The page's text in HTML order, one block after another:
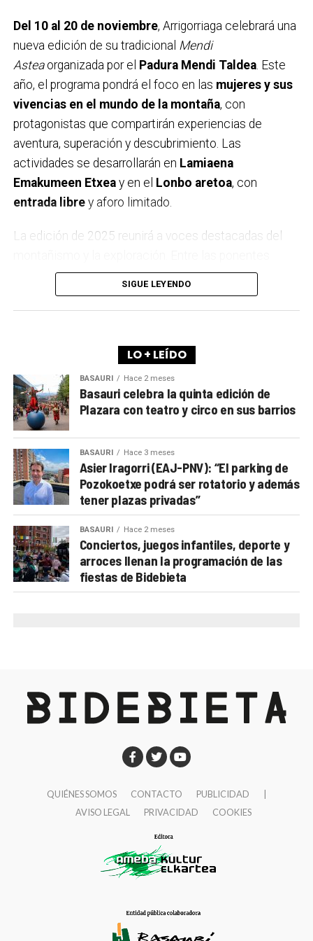
Del 10 al 20 de noviembre, Arrigorriaga celebrará una
nueva edición de su tradicional Mendi
Asteaorganizada por el Padura Mendi Taldea. Este
año, el programa pondrá el foco en las mujeres y sus
vivencias en el mundo de la montaña, con
protagonistas que compartirán experiencias de
aventura, superación y descubrimiento. Las
actividades se desarrollarán en Lamiaena
Emakumeen Etxeay en el Lonbo aretoa, con
entrada librey aforo limitado.
La edición de 2025 reunirá a voces destacadas del
estaránIgone Mariezkurrena, el tríoElkarregaz
formado porElixabete, Johanna y Bego— y la
reconocida alpinistaPipi Cardell. Además, el
como ya es tradición en Arrigorriaga.
A lo largo de los últimos años, la Semana de la
Montaña se ha convertido en una cita imprescindible
para los aficionados locales y de toda la comarca.
Más allá de las charlas y proyecciones, el evento
buscaacercar la cultura de la montaña a la
ciudadanía
y fomentar valores como la sostenibilidad,
la cooperación y la igualdad en este ámbito
históricamente dominado por hombres.
PROGRAMA MENDI ASTEA ARRIGORRIAGA 2025
Lunes, 10 de noviembre
19:00Elkarregaz (Elixabete, Johanna y Bego).“GR
11, algo más que una travesía”
Martes, 18 de noviembre
Pipi Cardell“Nanga Parbat (8.125 m) – Vía
‘Nezabudka’”
Jueves, 20 de noviembre
Alex Txikon
SIGUE LEYENDO
LO + LEÍDO
BASAURI Hace 2 meses
Basauri celebra la quinta edición de
Plazara con teatro y circo en sus barrios
BASAURI Hace 3 meses
Asier Iragorri (EAJ-PNV): “El parking de
Pozokoetxe podrá ser rotatorio y además
tener plazas privadas”
BASAURI Hace 2 meses
Conciertos, juegos infantiles, deporte y
arroces llenan la programación de las
fiestas de Bidebieta
QUIÉNES SOMOS CONTACTO PUBLICIDAD
AVISO LEGAL
PRIVACIDAD COOKIES